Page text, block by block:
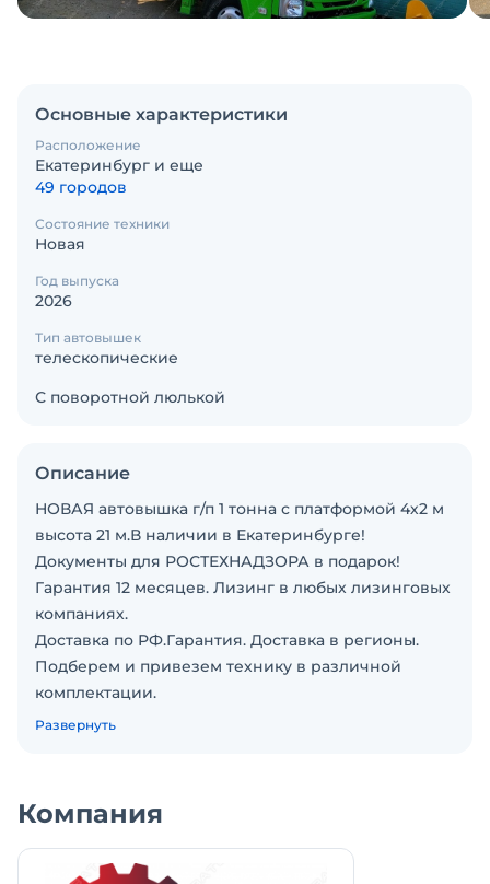
Основные характеристики
Расположение
Екатеринбург и еще
49 городов
Состояние техники
Новая
Год выпуска
2026
Тип автовышек
телескопические
С поворотной люлькой
Описание
НОВАЯ автовышка г/п 1 тонна с платформой 4х2 м
высота 21 м.В наличии в Екатеринбурге!
Документы для РОСТЕХНАДЗОРА в подарок!
Гарантия 12 месяцев. Лизинг в любых лизинговых
компаниях.
Доставка по РФ.Гарантия. Доставка в регионы.
Подберем и привезем технику в различной
комплектации.
Также в наличии автовышки высотой подъема
• Мощность двигателя 130 л.с.,
• Габариты авто: 5998*2000*3900 мм
• Снаряженная масса: 7500 кг
Развернуть
Компания